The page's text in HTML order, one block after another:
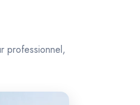
professionnel,